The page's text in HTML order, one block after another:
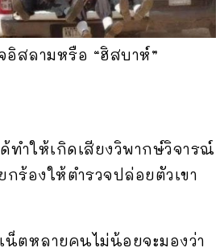
อิสลามหรือ “ฮิสบาห์”
ทำให้เกิดเสียงวิพากษ์วิจารณ์
กร้องให้ตำรวจปล่อยตัวเขา
น็ตหลายคนไม่น้อยจะมองว่า